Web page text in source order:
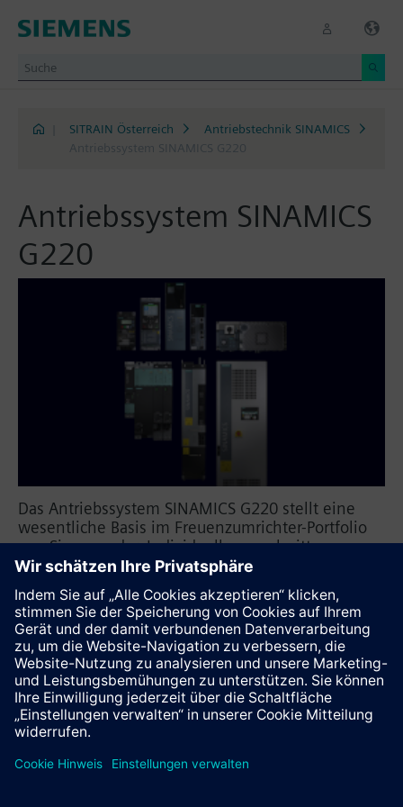
SITRAIN Österreich
Antriebstechnik SINAMICS
Antriebssystem SINAMICS G220
Antriebssystem SINAMICS
G220
Das Antriebssystem SINAMICS G220 stellt eine
wesentliche Basis im Freuenzumrichter-Portfolio
von Siemens dar. Individuell zugeschnittene
Trainings führen Sie durch die Parametrierung und
Fehlerbehebung. Vorbereitete Übungen vertiefen
die gelernten Inhalte.